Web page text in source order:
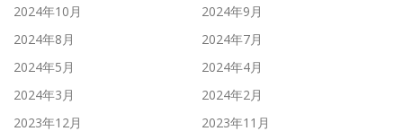
2024年10月
2024年9月
2024年8月
2024年7月
2024年5月
2024年4月
2024年3月
2024年2月
2023年12月
2023年11月